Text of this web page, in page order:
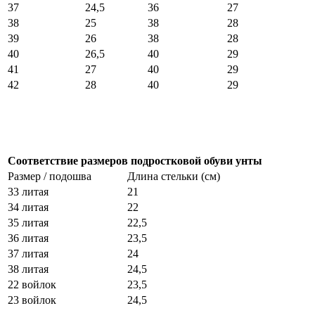
37
24,5 36
27
38
25 38
28
39
26 38
28
40
26,5 40
29
41
27 40
29
42
28 40 29
Соответствие размеров подростковой обуви унты
Размер / подошва
Длина стельки (см)
33 литая
21
34 литая
22
35 литая
22,5
36 литая
23,5
37 литая
24
38 литая
24,5
22 войлок
23,5
23 войлок
24,5